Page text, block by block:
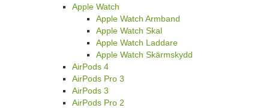
Apple Watch
Apple Watch Armband
Apple Watch Skal
Apple Watch Laddare
Apple Watch Skärmskydd
AirPods 4
AirPods Pro 3
AirPods 3
AirPods Pro 2